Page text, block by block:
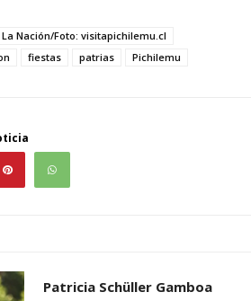
Nación/Foto: visitapichilemu.cl
fiestas patrias Pichilemu
Patricia Schüller Gamboa